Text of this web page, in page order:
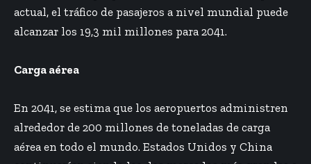
actual, el tráfico de pasajeros a nivel mundial puede
alcanzar los 19,3 mil millones para 2041.
Carga aérea
En 2041, se estima que los aeropuertos administren
alrededor de 200 millones de toneladas de carga
aérea en todo el mundo. Estados Unidos y China